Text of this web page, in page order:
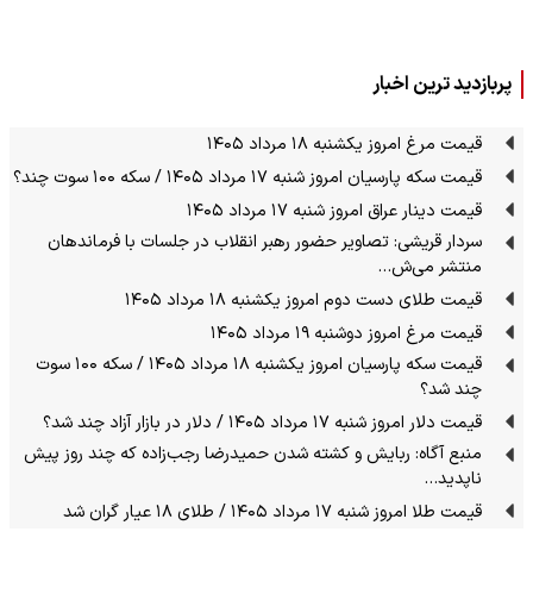
پربازدید ترین اخبار
قیمت مرغ امروز یکشنبه ۱۸ مرداد ۱۴۰۵
قیمت سکه پارسیان امروز شنبه ۱۷ مرداد ۱۴۰۵ / سکه ۱۰۰ سوت چند؟
قیمت دینار عراق امروز شنبه ۱۷ مرداد ۱۴۰۵
سردار قریشی: تصاویر حضور رهبر انقلاب در جلسات با فرماندهان
منتشر می‌ش…
قیمت طلای دست دوم امروز یکشنبه ۱۸ مرداد ۱۴۰۵
قیمت مرغ امروز دوشنبه ۱۹ مرداد ۱۴۰۵
قیمت سکه پارسیان امروز یکشنبه ۱۸ مرداد ۱۴۰۵ / سکه ۱۰۰ سوت
چند شد؟
قیمت دلار امروز شنبه ۱۷ مرداد ۱۴۰۵ / دلار در بازار آزاد چند شد؟
منبع آگاه: ربایش و کشته شدن حمیدرضا رجب‌زاده که چند روز پیش
ناپدید…
قیمت طلا امروز شنبه ۱۷ مرداد ۱۴۰۵ / طلای ۱۸ عیار گران شد